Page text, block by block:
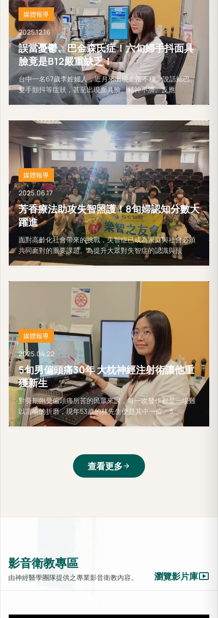
媒體報導
2025.12.16
誤當憂鬱、巴金森氏症！六旬婦手抖面具
臉竟是B12嚴重缺乏！
台中一名67歲李姓婦人，近月來出現走路不穩、說話結巴、
雙手顫抖等症狀，甚至出現面具臉、精神不濟、反應
媒體報導
2025.06.17
芳香療法助攻失智照護！8旬婦認知分數大
躍進
面對高齡化社會帶來的挑戰，失智症已成為家庭與社會必須
共同面對的重要課題。為提升大眾對失智症的認識與預
媒體報導
2025.04.22
5旬男偏頭痛30年 大枕神經注射術讓他重
獲新生
對長期飽受偏頭痛所苦的民眾來說，每一次發作都是一場難
以言喻的折磨，現年53歲的林先生便是其中一位。3
查看更多arrow_forward
影音衛教專區
由神經醫學團隊提供之專業影音衛教內容。 瀏覽影片庫smart_display